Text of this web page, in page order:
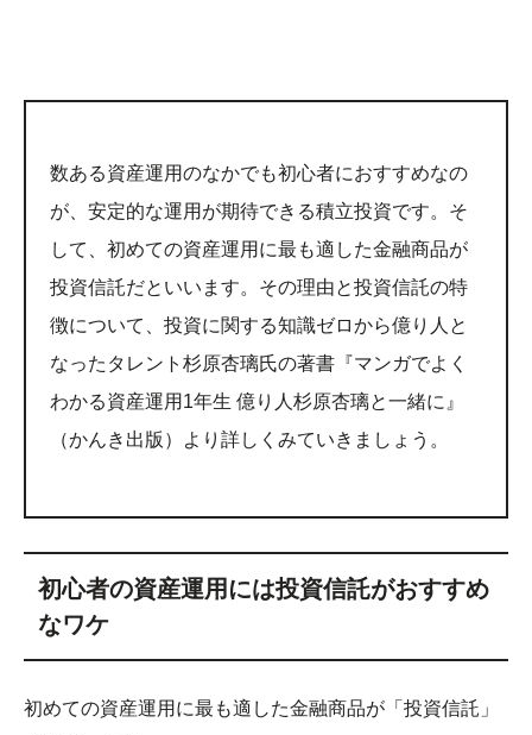
数ある資産運用のなかでも初心者におすすめなの
が、安定的な運用が期待できる積立投資です。そ
して、初めての資産運用に最も適した金融商品が
投資信託だといいます。その理由と投資信託の特
徴について、投資に関する知識ゼロから億り人と
なったタレント杉原杏璃氏の著書『マンガでよく
わかる資産運用1年生 億り人杉原杏璃と一緒に』
（かんき出版）より詳しくみていきましょう。
初心者の資産運用には投資信託がおすすめ
なワケ
初めての資産運用に最も適した金融商品が「投資信託」